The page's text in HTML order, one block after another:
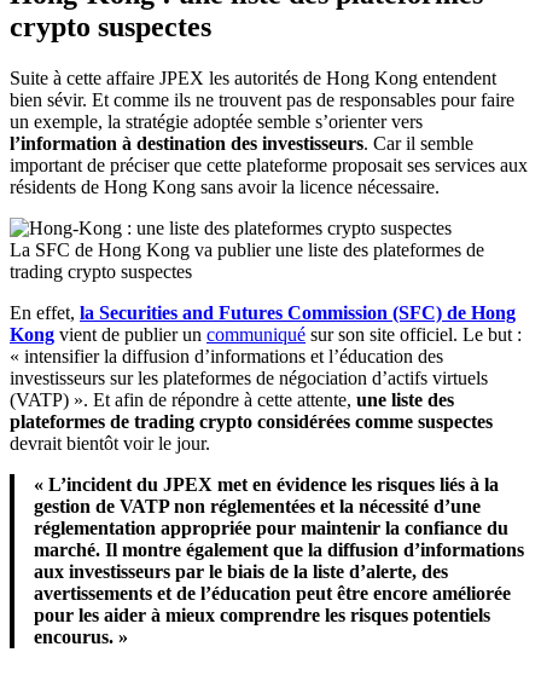
crypto suspectes
Suite à cette affaire JPEX les autorités de Hong Kong entendent
bien sévir. Et comme ils ne trouvent pas de responsables pour faire
un exemple, la stratégie adoptée semble s’orienter vers
l’information à destination des investisseurs. Car il semble
important de préciser que cette plateforme proposait ses services aux
résidents de Hong Kong sans avoir la licence nécessaire.
La SFC de Hong Kong va publier une liste des plateformes de
trading crypto suspectes
En effet, la Securities and Futures Commission (SFC) de Hong
Kong vient de publier un communiqué sur son site officiel. Le but :
« intensifier la diffusion d’informations et l’éducation des
investisseurs sur les plateformes de négociation d’actifs virtuels
(VATP) ». Et afin de répondre à cette attente, une liste des
plateformes de trading crypto considérées comme suspectes
devrait bientôt voir le jour.
« L’incident du JPEX met en évidence les risques liés à la
gestion de VATP non réglementées et la nécessité d’une
réglementation appropriée pour maintenir la confiance du
marché. Il montre également que la diffusion d’informations
aux investisseurs par le biais de la liste d’alerte, des
avertissements et de l’éducation peut être encore améliorée
pour les aider à mieux comprendre les risques potentiels
encourus. »